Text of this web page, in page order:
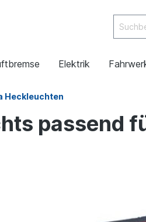
Elektrik
Heckleuchten
passend